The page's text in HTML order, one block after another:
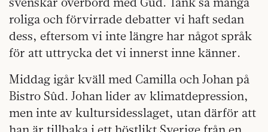
roliga och förvirrade debatter vi haft sedan
dess, eftersom vi inte längre har något språk
för att uttrycka det vi innerst inne känner.
Middag igår kväll med Camilla och Johan på
Bistro Sûd. Johan lider av klimatdepression,
men inte av kultursidesslaget, utan därför att